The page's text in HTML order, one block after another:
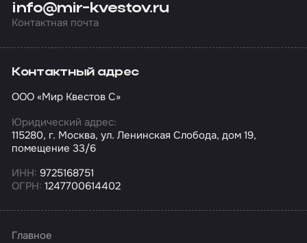
info@mir-kvestov.ru
Контактная почта
Контактный адрес
ООО «Мир Квестов С»
Юридический адрес:
115280, г. Москва, ул. Ленинская Слобода, дом 19,
помещение 33/6
ИНН: 9725168751
ОГРН: 1247700614402
Главное